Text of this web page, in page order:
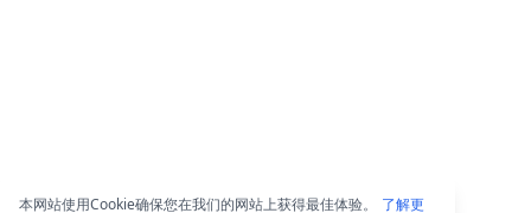
本网站使用Cookie确保您在我们的网站上获得最佳体验。
了解更